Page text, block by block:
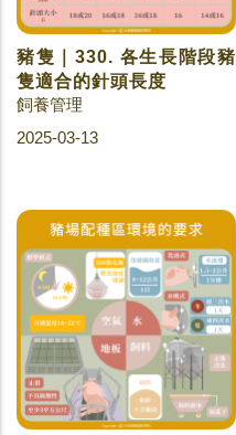
豬隻｜330. 各生長階段豬
隻適合的針頭長度
飼養管理
2025-03-13